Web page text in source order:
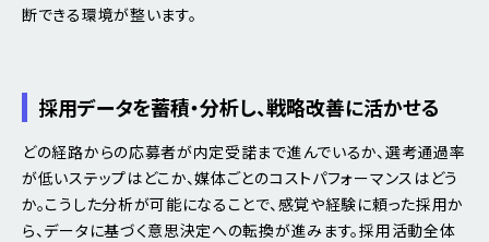
断できる環境が整います。
採用データを蓄積・分析し、戦略改善に活かせる
どの経路からの応募者が内定受諾まで進んでいるか、選考通過率
が低いステップはどこか、媒体ごとのコストパフォーマンスはどう
か。こうした分析が可能になることで、感覚や経験に頼った採用か
ら、データに基づく意思決定への転換が進みます。採用活動全体